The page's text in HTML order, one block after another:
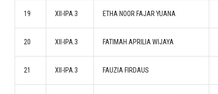
19 XII-IPA.3 ETHA NOOR FAJAR YUANA
20 XII-IPA.3 FATIMAH APRILIA WIJAYA
21 XII-IPA.3 FAUZIA FIRDAUS